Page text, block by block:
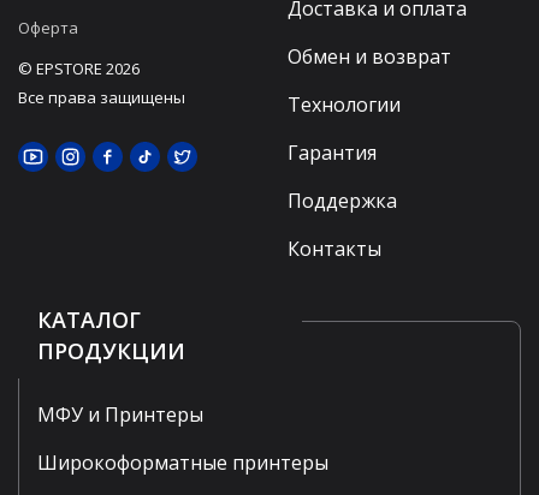
Оферта
© EPSTORE 2026
Все права защищены
Доставка и оплата
Обмен и возврат
Технологии
Гарантия
Поддержка
Контакты
КАТАЛОГ
ПРОДУКЦИИ
МФУ и Принтеры
Широкоформатные принтеры